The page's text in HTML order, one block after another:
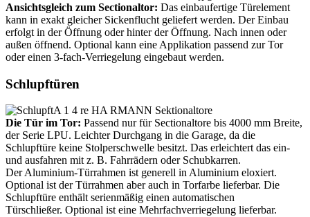
Ansichtsgleich zum Sectionaltor: Das einbaufertige Türelement
kann in exakt gleicher Sickenflucht geliefert werden. Der Einbau
erfolgt in der Öffnung oder hinter der Öffnung. Nach innen oder
außen öffnend. Optional kann eine Applikation passend zur Tor
oder einen 3-fach-Verriegelung eingebaut werden.
Schlupftüren
Die Tür im Tor: Passend nur für Sectionaltore bis 4000 mm Breite,
der Serie LPU. Leichter Durchgang in die Garage, da die
Schlupftüre keine Stolperschwelle besitzt. Das erleichtert das ein-
und ausfahren mit z. B. Fahrrädern oder Schubkarren.
Der Aluminium-Türrahmen ist generell in Aluminium eloxiert.
Optional ist der Türrahmen aber auch in Torfarbe lieferbar. Die
Schlupftüre enthält serienmäßig einen automatischen
Türschließer. Optional ist eine Mehrfachverriegelung lieferbar.